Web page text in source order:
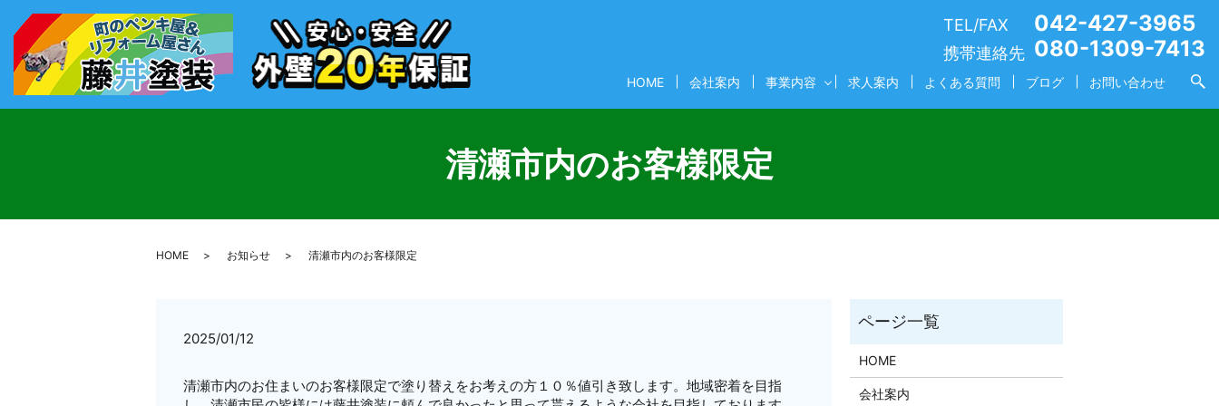
TEL/FAX 042-427-3965
携帯連絡先 080-1309-7413
HOME 会社案内 事業内容 求人案内 よくある質問 ブログ お問い合わせ
清瀬市内のお客様限定
HOME お知らせ 清瀬市内のお客様限定
2025/01/12
清瀬市内のお住まいのお客様限定で塗り替えをお考えの方１０％値引き致します。地域密着を目指
HOME
会社案内